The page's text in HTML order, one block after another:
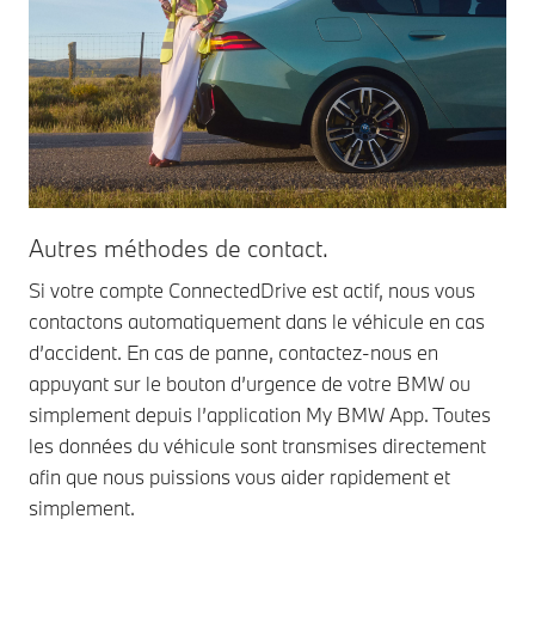
Autres méthodes de contact.
Si votre compte ConnectedDrive est actif, nous vous
contactons automatiquement dans le véhicule en cas
d’accident. En cas de panne, contactez-nous en
appuyant sur le bouton d’urgence de votre BMW ou
simplement depuis l’application My BMW App. Toutes
les données du véhicule sont transmises directement
afin que nous puissions vous aider rapidement et
simplement.